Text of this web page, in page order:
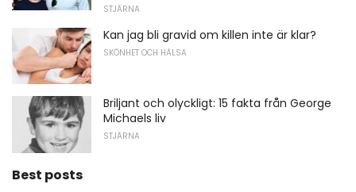
STJÄRNA
Kan jag bli gravid om killen inte är klar?
SKÖNHET OCH HÄLSA
Briljant och olyckligt: ​​15 fakta från George
Michaels liv
STJÄRNA
Best posts